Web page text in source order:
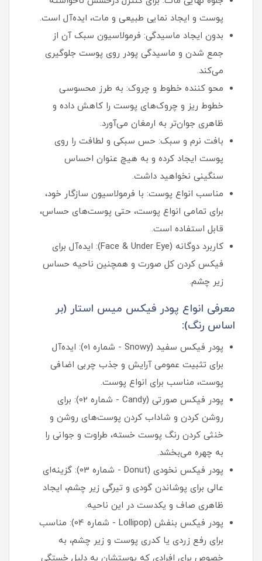
پوست و ایجاد نمایی طبیعی و مات، ایده‌آل است.
بدون ایجاد ماسیدگی: فرمولاسیون سبک آن از
جمع شدن و ماسیدگی پودر روی پوست جلوگیری
می‌کند.
محو کننده خطوط و چروک: به طرز محسوسی
خطوط ریز و چروک‌های پوست را کاهش داده و
ظاهری جوان‌تر به ارمغان می‌آورد.
بافت نرم و سبک: حس سبکی و لطافت را روی
پوست ایجاد کرده و به هیچ عنوان احساس
سنگینی نخواهید داشت.
مناسب انواع پوست: با فرمولاسیون سازگار خود،
برای تمامی انواع پوست، حتی پوست‌های حساس،
قابل استفاده است.
کاربرد دوگانه (Face & Under Eye): ایده‌آل برای
فیکس کردن کل صورت و همچنین ناحیه حساس
زیر چشم.
معرفی انواع پودر فیکس میس استار (بر
اساس رنگ):
پودر فیکس سفید (Snowy - شماره 01): ایده‌آل
برای تثبیت عمومی آرایش و جذب چربی اضافی
پوست، مناسب برای انواع پوست.
پودر فیکس صورتی (Candy - شماره 02): برای
روشن کردن و شاداب کردن پوست‌های روشن و
خنثی کردن رنگ پوست خسته، طراوت و جوانی را
به چهره می‌بخشد.
پودر فیکس نخودی (Donut - شماره 03): گزینه‌ای
عالی برای پوشاندن گودی و تیرگی زیر چشم، ایجاد
ظاهری صاف و یکدست در این ناحیه.
پودر فیکس بنفش (Lollipop - شماره 04): مناسب
برای رفع زردی یا کدری پوست و زیر چشم، به
خصوص برای افرادی که پوستشان به دلیل خستگی